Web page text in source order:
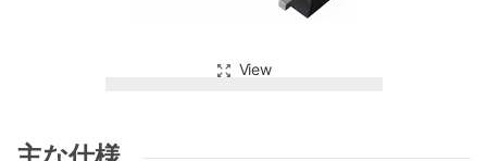
View